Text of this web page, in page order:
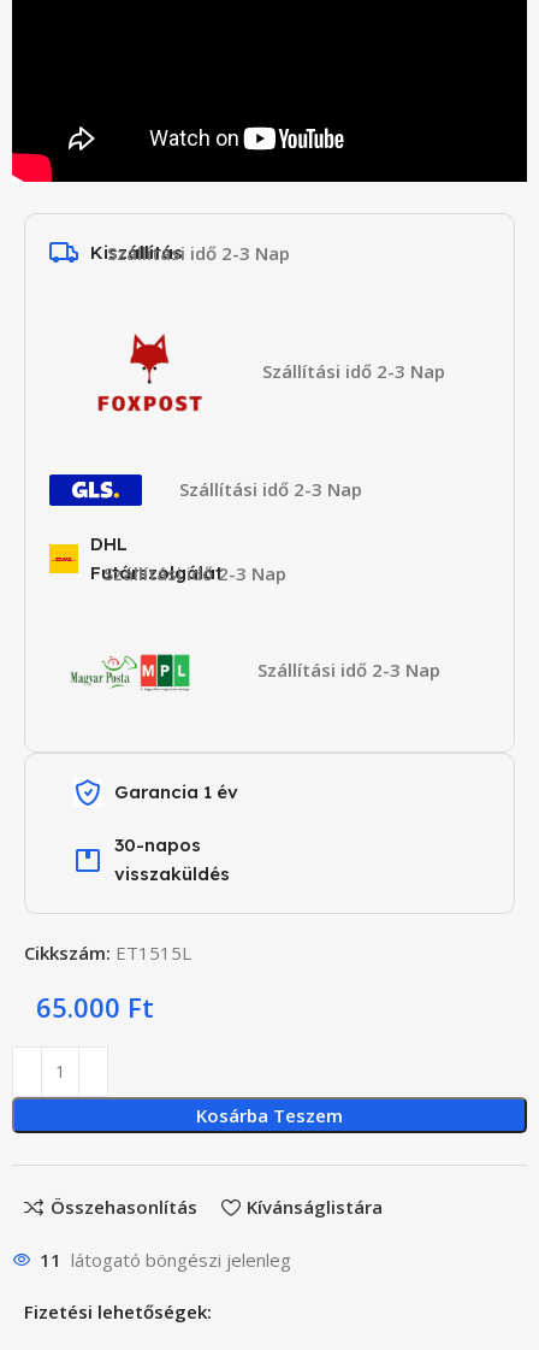
Kiszállítás
Szállítási idő 2-3 Nap
Szállítási idő 2-3 Nap
Szállítási idő 2-3 Nap
DHL
Futárszolgálat
Szállítási idő 2-3 Nap
Szállítási idő 2-3 Nap
Garancia 1 év
30-napos
visszaküldés
Cikkszám: ET1515L
65.000 Ft
Kosárba Teszem
Összehasonlítás Kívánságlistára
11 látogató böngészi jelenleg
Fizetési lehetőségek: